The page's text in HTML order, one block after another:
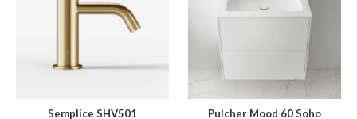
Semplice SHV501 Pulcher Mood 60 Soho